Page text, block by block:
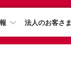
法人のお客さま